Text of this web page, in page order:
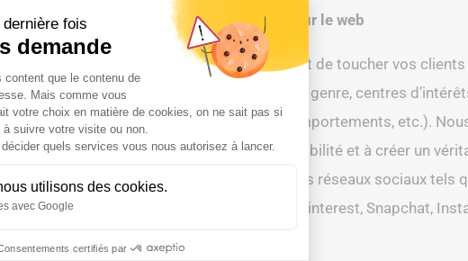
fois
demande
de Gestion du Consentement :
que le contenu de
Mais comme vous
votre choix en matière de cookies, on ne sait pas si
suivre votre visite ou non.
quels services vous nous autorisez à lancer.
utilisons des cookies.
avec Google
certifiés par
Axeptio consent
communication sur le web
Ils vous permettent de toucher vos
les ciblant par âge, genre, centres
géographique, comportements, etc.).
améliorer votre visibilité et à créer un
engouement sur les réseaux sociaux tels
LinkedIn, Twitter, Pinterest, Snapchat,